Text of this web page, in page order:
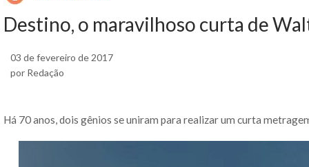
Destino, o maravilhoso curta de
03 de fevereiro de 2017
por Redação
Há 70 anos, dois gênios se uniram para realizar um curta